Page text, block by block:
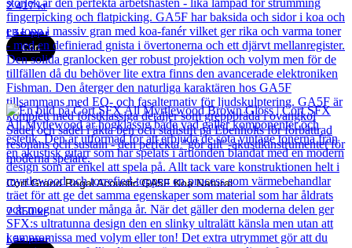
2 417kr
Läs mer
Cort
Cort Grand Regal Acoustic GA5F Koa Natural
7 850kr
Läs mer